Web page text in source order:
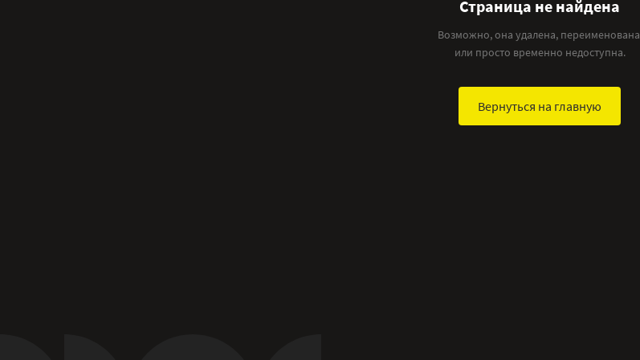
Страница не найдена
Возможно, она удалена,
или просто временно недоступна.
Вернуться на главную